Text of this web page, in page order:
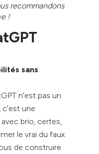
recommandons
!
sans
n’est pas un
une
brio, certes,
le vrai du faux.
de construire